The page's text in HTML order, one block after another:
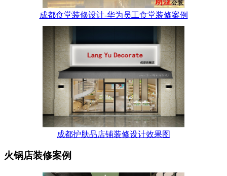
成都食堂装修设计-华为员工食堂装修案例
成都护肤品店铺装修设计效果图
火锅店装修案例